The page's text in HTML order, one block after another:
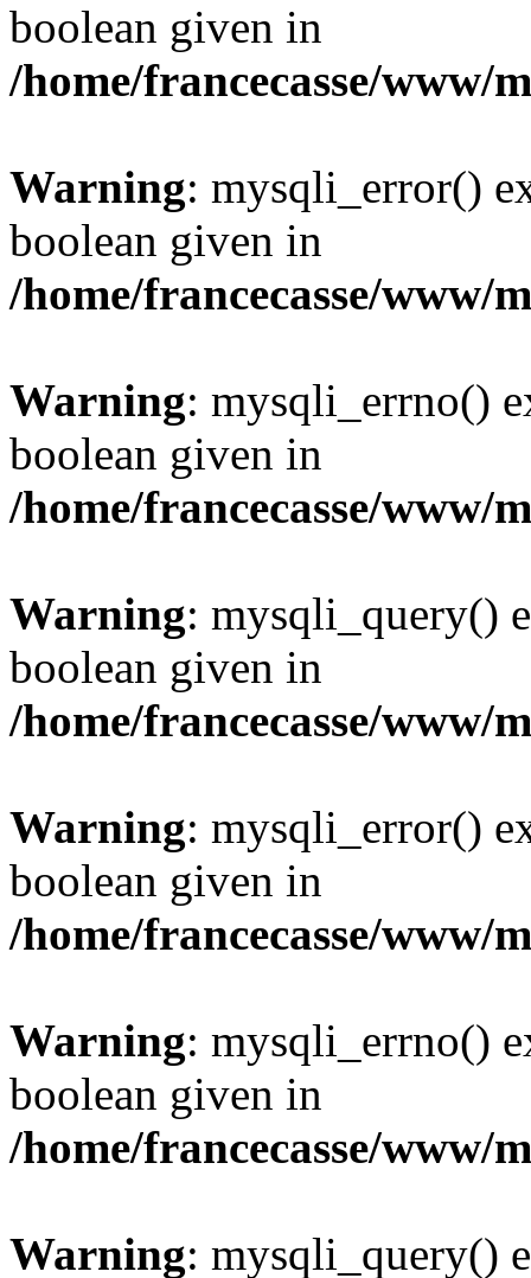
boolean given in
/home/francecasse/www/
Warning: mysqli_error()
boolean given in
/home/francecasse/www/
Warning: mysqli_errno()
boolean given in
/home/francecasse/www/
Warning: mysqli_query()
boolean given in
/home/francecasse/www/
Warning: mysqli_error()
boolean given in
/home/francecasse/www/
Warning: mysqli_errno()
boolean given in
/home/francecasse/www/
Warning: mysqli_query()